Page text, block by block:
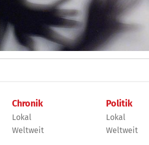
Chronik
Lokal
Weltweit
Politik
Lokal
Weltweit